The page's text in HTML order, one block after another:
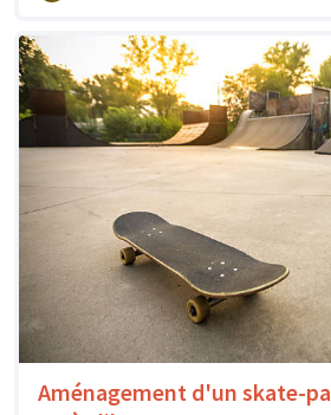
Aménagement d'un skate-